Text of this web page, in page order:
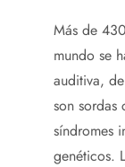
Más de
mundo se
auditiva,
son sordas
síndromes
genéticos.